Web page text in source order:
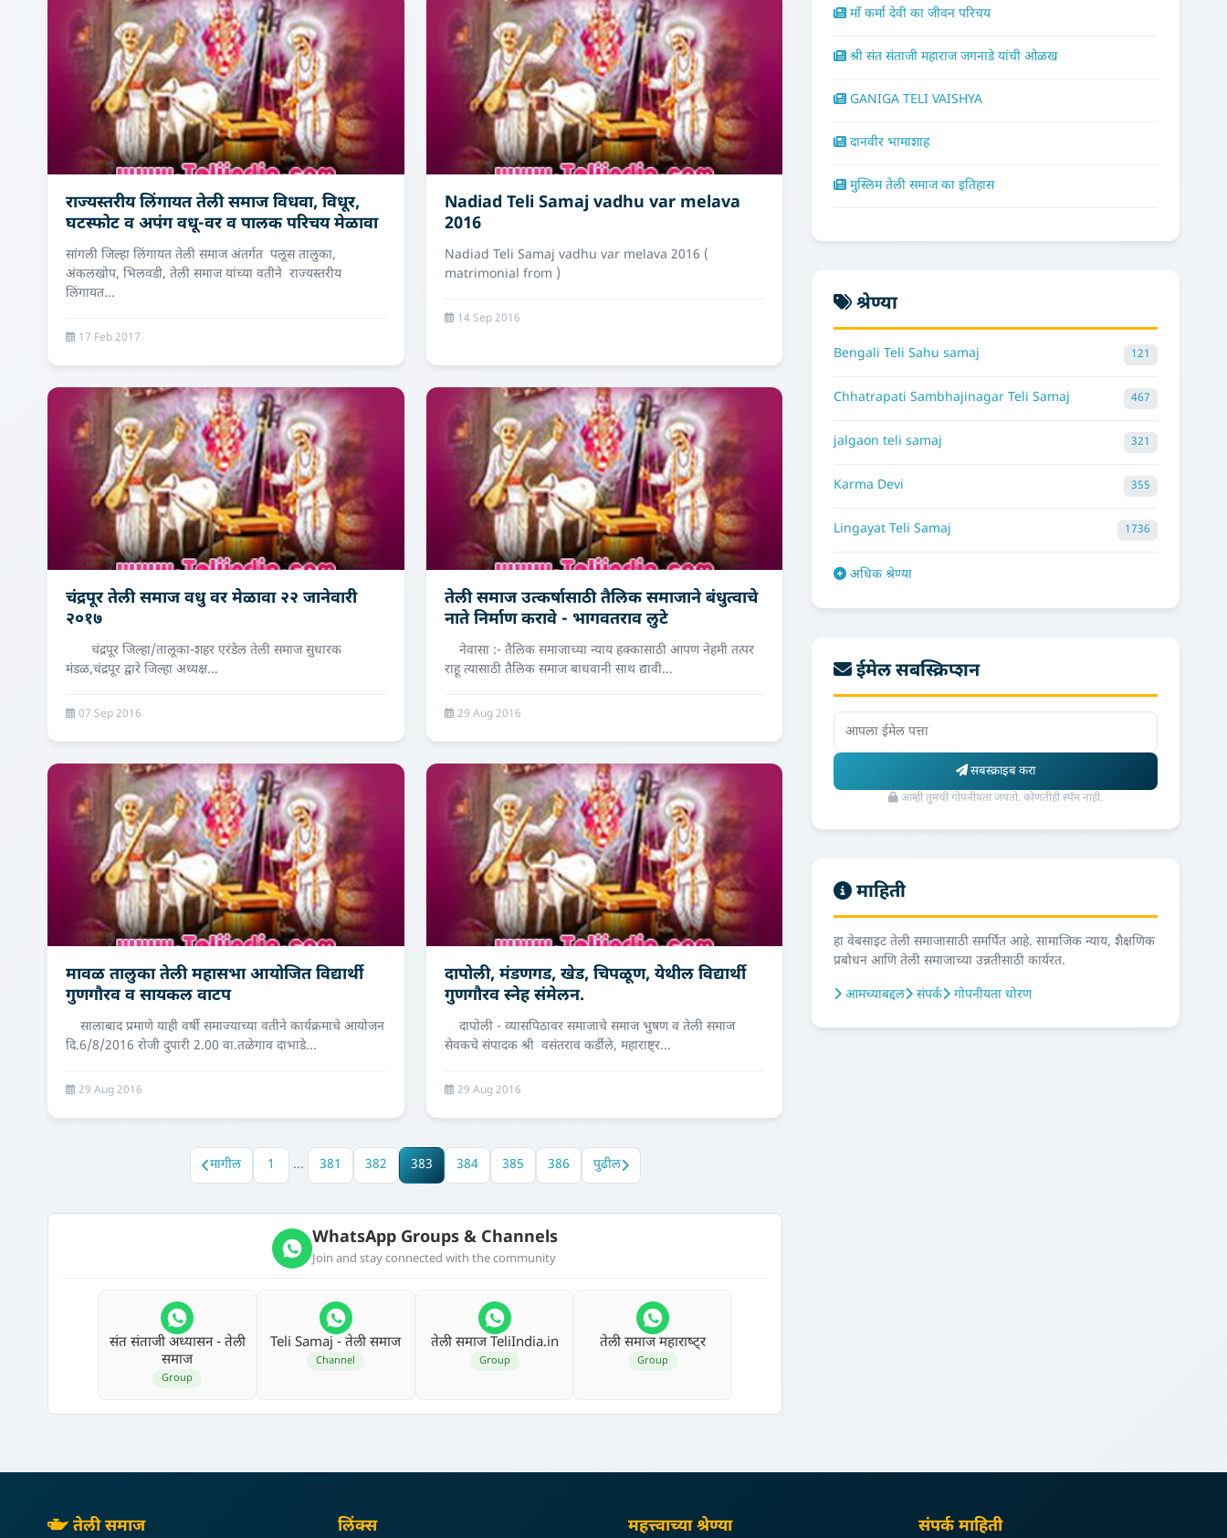
राज्यस्तरीय लिंगायत तेली समाज विधवा, विधूर,
घटस्फोट व अपंग वधू-वर व पालक परिचय मेळावा
सांगली जिल्हा लिंगायत तेली समाज अंतर्गत पलूस तालुका,
अंकलखोप, भिलवडी, तेली समाज यांच्या वतीने राज्यस्तरीय
लिंगायत...
17 Feb 2017
Nadiad Teli Samaj vadhu var melava
2016
Nadiad Teli Samaj vadhu var melava 2016 (
matrimonial from )
14 Sep 2016
चंद्रपूर तेली समाज वधु वर मेळावा २२ जानेवारी
२०१७
चंद्रपूर जिल्हा/तालूका-शहर एरंडेल तेली समाज सुधारक
मंडळ,चंद्रपूर द्वारे जिल्हा अध्यक्ष...
07 Sep 2016
तेली समाज उत्कर्षासाठी तैलिक समाजाने बंधुत्वाचे
नाते निर्माण करावे - भागवतराव लुटे
नेवासा :- तैलिक समाजाच्या न्याय हक्कासाठी आपण नेहमी तत्पर
राहू त्यासाठी तैलिक समाज बाधवानी साथ द्यावी...
29 Aug 2016
मावळ तालुका तेली महासभा आयोजित विद्यार्थी
गुणगौरव व सायकल वाटप
सालाबाद प्रमाणे याही वर्षी समाज्याच्या वतीने कार्यक्रमाचे आयोजन
दि.6/8/2016 रोजी दुपारी 2.00 वा.तळेगाव दाभाडे...
29 Aug 2016
दापोली, मंडणगड, खेड, चिपळूण, येथील विद्यार्थी
गुणगौरव स्नेह संमेलन.
दापोली - व्यासपिठावर समाजाचे समाज भुषण व तेली समाज
सेवकचे संपादक श्री वसंतराव कर्डीले, महाराष्ट्र...
29 Aug 2016
मागील 1 ... 381 382 383 384 385 386 पुढील
WhatsApp Groups & Channels
Join and stay connected with the community
संत संताजी अध्‍यासन - तेली
समाज
Group
Teli Samaj - तेली समाज
Channel
तेली समाज TeliIndia.in
Group
तेली समाज महाराष्‍ट्र
Group
माँ कर्मा देवी का जीवन परिचय
श्री संत संताजी महाराज जगनाडे यांची ओळख
GANIGA TELI VAISHYA
दानवीर भामाशाह
मुस्लिम तेली समाज का इतिहास
श्रेण्या
Bengali Teli Sahu samaj 121
Chhatrapati Sambhajinagar Teli Samaj 467
jalgaon teli samaj 321
Karma Devi 355
Lingayat Teli Samaj 1736
अधिक श्रेण्या
ईमेल सबस्क्रिप्शन
सबस्क्राइब करा
आम्ही तुमची गोपनीयता जपतो. कोणतीही स्पॅम नाही.
माहिती
हा वेबसाइट तेली समाजासाठी समर्पित आहे. सामाजिक न्याय, शैक्षणिक
प्रबोधन आणि तेली समाजाच्या उन्नतीसाठी कार्यरत.
आमच्याबद्दल
संपर्क गोपनीयता धोरण
तेली समाज लिंक्स महत्त्वाच्या श्रेण्या संपर्क माहिती